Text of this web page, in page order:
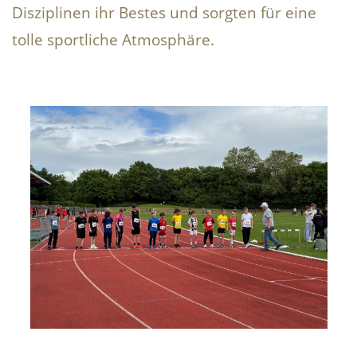
Disziplinen ihr Bestes und sorgten für eine
tolle sportliche Atmosphäre.